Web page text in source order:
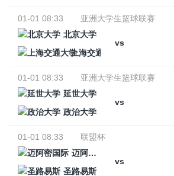
01-01 08:33
亚洲大学生篮球联赛
北京大学
vs
上海交通大学
01-01 08:33
亚洲大学生篮球联赛
延世大学
vs
政治大学
01-01 08:33
联盟杯
迈阿密国际
vs
圣路易斯